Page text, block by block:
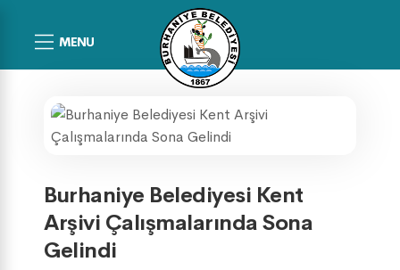
MENU
Burhaniye Belediyesi Kent
Arşivi Çalışmalarında Sona
Gelindi